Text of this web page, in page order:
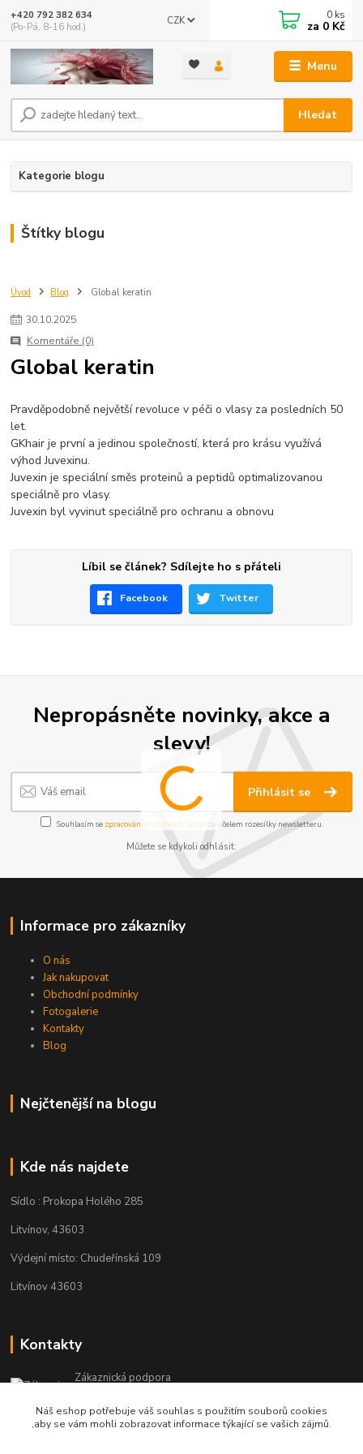
Menu
CZK
Hledat
+420 792 382 634
(Po-Pá, 8-16 hod.)
0 ks
za 0 Kč
Kategorie blogu
Štítky blogu
Úvod Blog Global keratin
30.10.2025
Komentáře (0)
Global keratin
Pravděpodobně největší revoluce v péči o vlasy za posledních 50
let.
GKhair je první a jedinou společností, která pro krásu využívá
výhod Juvexinu.
Juvexin je speciální směs proteinů a peptidů optimalizovanou
speciálně pro vlasy.
Juvexin byl vyvinut speciálně pro ochranu a obnovu
Líbil se článek? Sdílejte ho s přáteli
Facebook Twitter
Nepropásněte novinky, akce a
slevy!
Přihlásit se
Souhlasím se zpracováním osobních údajůza účelem rozesílky newsletteru.
Můžete se kdykoli odhlásit.
Informace pro zákazníky
O nás
Jak nakupovat
Obchodní podmínky
Fotogalerie
Kontakty
Blog
Nejčtenější na blogu
Kde nás najdete
Sídlo : Prokopa Holého 285
Litvínov, 43603
Výdejní místo: Chudeřínská 109
Litvínov 43603
Kontakty
Zákaznická podpora
(Po-Pá, 8-16 hod.)
Náš eshop potřebuje váš souhlas s použitím souborů cookies
,aby se vám mohli zobrazovat informace týkající se vašich zájmů.